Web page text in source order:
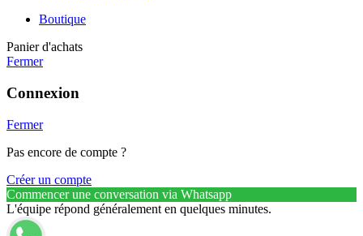
Boutique
Panier d'achats
Fermer
Connexion
Fermer
Pas encore de compte ?
Créer un compte
Commencer une conversation via Whatsapp
L'équipe répond généralement en quelques minutes.